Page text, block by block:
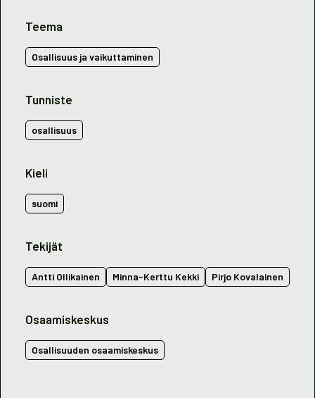
Teema
Osallisuus ja vaikuttaminen
Tunniste
osallisuus
Kieli
suomi
Tekijät
Antti Ollikainen Minna-Kerttu Kekki Pirjo Kovalainen
Osaamiskeskus
Osallisuuden osaamiskeskus